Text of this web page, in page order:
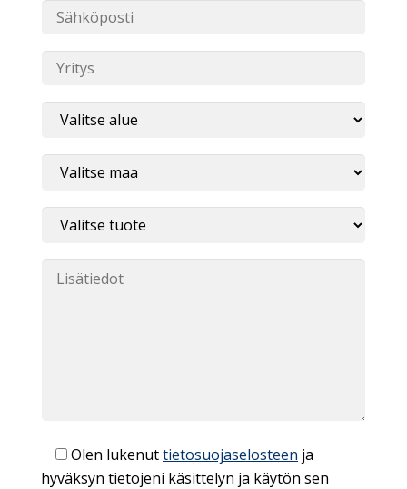
Olen lukenuttietosuojaselosteen ja
hyväksyn tietojeni käsittelyn ja käytön sen